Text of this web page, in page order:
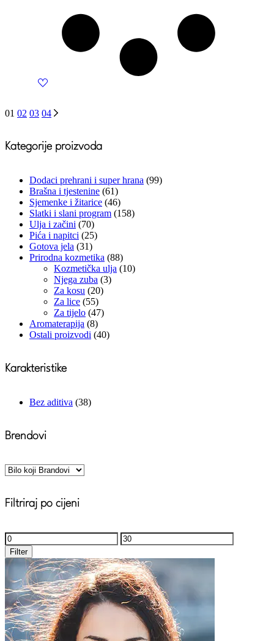
01 02 03 04
Kategorije proizvoda
Dodaci prehrani i super hrana (99)
Brašna i tjestenine (61)
Sjemenke i žitarice (46)
Slatki i slani program (158)
Ulja i začini (70)
Pića i napitci (25)
Gotova jela (31)
Prirodna kozmetika (88)
Kozmetička ulja (10)
Njega zuba (3)
Za kosu (20)
Za lice (55)
Za tijelo (47)
Aromaterapija (8)
Ostali proizvodi (40)
Karakteristike
Bez aditiva (38)
Brendovi
Filtriraj po cijeni
Minimalna
cijena
Maksimalna
cijena
Filter